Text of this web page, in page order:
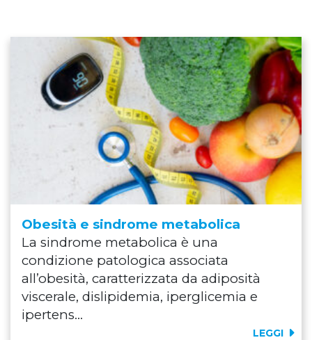
Obesità e sindrome metabolica
La sindrome metabolica è una
condizione patologica associata
all’obesità, caratterizzata da adiposità
viscerale, dislipidemia, iperglicemia e
ipertens...
LEGGI